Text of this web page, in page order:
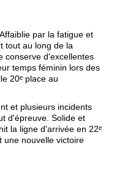
par la fatigue et
tout au long de la
conserve d'excellentes
temps féminin lors des
20ᵉ place au
et plusieurs incidents
d'épreuve. Solide et
la ligne d'arrivée en 22ᵉ
une nouvelle victoire